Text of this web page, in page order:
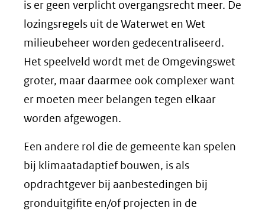
is er geen verplicht overgangsrecht meer. De
lozingsregels uit de Waterwet en Wet
milieubeheer worden gedecentraliseerd.
Het speelveld wordt met de Omgevingswet
groter, maar daarmee ook complexer want
er moeten meer belangen tegen elkaar
worden afgewogen.
Een andere rol die de gemeente kan spelen
bij klimaatadaptief bouwen, is als
opdrachtgever bij aanbestedingen bij
gronduitgifite en/of projecten in de